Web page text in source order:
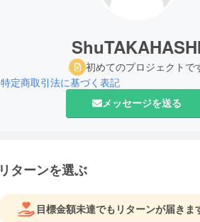
ShuTAKAHASHI
初めてのプロジェクトで
特定商取引法に基づく表記
メッセージを送る
リターンを選ぶ
目標金額未達でもリターンが届きま